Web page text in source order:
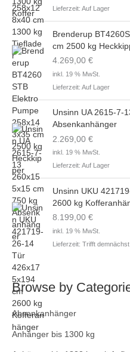
Lieferzeit:Auf Lager
Brenderup
cm 2500 kg
4.269,00€
inkl. 19 % MwSt.
Lieferzeit:Auf Lager
Unsinn UA 2615-7-
Absenkanhänger
2.269,00€
inkl. 19 % MwSt.
Lieferzeit:Auf Lager
Unsinn UKU
2600 kg
8.199,00€
inkl. 19 % MwSt.
Lieferzeit:Trifft
Browse by
Absenkanhänger
Anhänger bis 1300 kg